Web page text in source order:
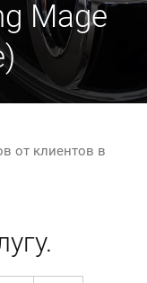
Mage
от клиентов в